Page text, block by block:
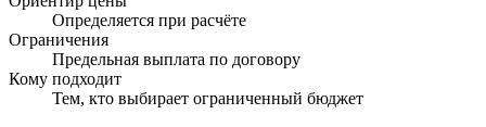
Определяется при расчёте
Ограничения
Предельная выплата по договору
Кому подходит
Тем, кто выбирает ограниченный бюджет